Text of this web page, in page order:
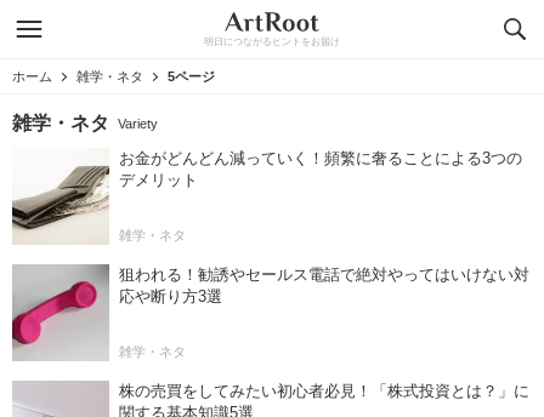
明日につながるヒントをお届け
ホーム 雑学・ネタ 5ページ
雑学・ネタ Variety
お金がどんどん減っていく！頻繁に奢ることによる3つの
デメリット
雑学・ネタ
狙われる！勧誘やセールス電話で絶対やってはいけない対
応や断り方3選
雑学・ネタ
株の売買をしてみたい初心者必見！「株式投資とは？」に
関する基本知識5選